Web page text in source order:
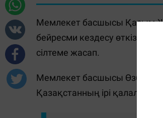
Мемлекет басшысы Қасым-
бейресми кездесу өткізді, -
сілтеме жасап.
Мемлекет басшысы
Қазақстанның ірі қалалары